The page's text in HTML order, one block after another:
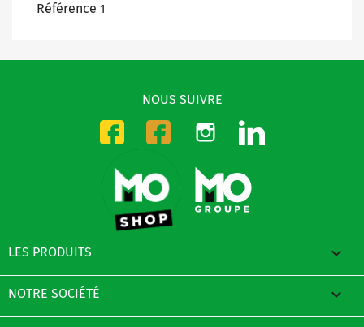
Référence 1
NOUS SUIVRE
Facebook-CMOFacebook-DMO
Instagram
LES PRODUITS 
NOTRE SOCIÉTÉ 